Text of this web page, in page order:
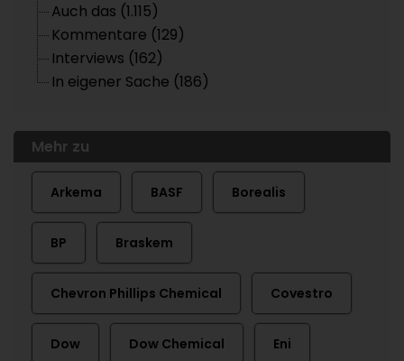
Auch das (1.115)
Kommentare (129)
Interviews (162)
In eigener Sache (186)
Mehr zu
Arkema BASF Borealis
BP Braskem
Chevron Phillips Chemical Covestro
Dow Dow Chemical Eni